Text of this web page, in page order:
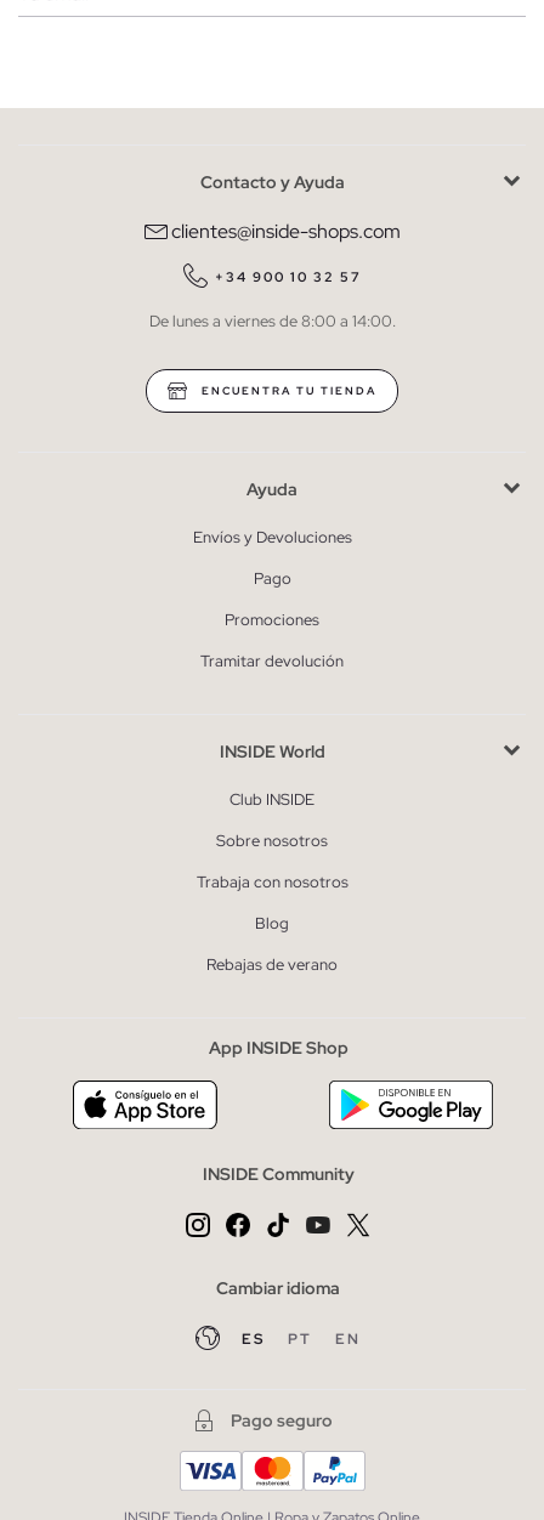
He leído y entiendo lapolítica de privacidad
QUIERO SUSCRIBIRME
* Puedes cancelar la suscripción en cualquier momento.
Contacto y Ayuda
clientes@inside-shops.com
+34 900 10 32 57
De lunes a viernes de 8:00 a 14:00.
ENCUENTRA TU TIENDA
Ayuda
Envíos y Devoluciones
Pago
Promociones
Tramitar devolución
INSIDE World
Club INSIDE
Sobre nosotros
Trabaja con nosotros
Blog
Rebajas de verano
App INSIDE Shop
INSIDE Community
Cambiar idioma
ES PT EN
Pago seguro